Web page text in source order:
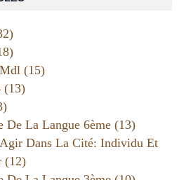
(15)
(13)
De La Langue 6ème (13)
Dans La Cité: Individu Et
(12)